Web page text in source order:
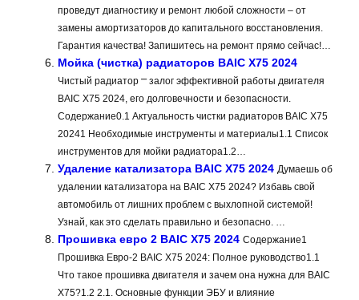
проведут диагностику и ремонт любой сложности – от
замены амортизаторов до капитального восстановления.
Гарантия качества! Запишитесь на ремонт прямо сейчас!…
Мойка (чистка) радиаторов BAIC X75 2024
Чистый радиатор ⎻ залог эффективной работы двигателя
BAIC X75 2024, его долговечности и безопасности.
Содержание0.1 Актуальность чистки радиаторов BAIC X75
20241 Необходимые инструменты и материалы1.1 Список
инструментов для мойки радиатора1.2…
Удаление катализатора BAIC X75 2024 Думаешь об
удалении катализатора на BAIC X75 2024? Избавь свой
автомобиль от лишних проблем с выхлопной системой!
Узнай, как это сделать правильно и безопасно. …
Прошивка евро 2 BAIC X75 2024 Содержание1
Прошивка Евро-2 BAIC X75 2024: Полное руководство1.1
Что такое прошивка двигателя и зачем она нужна для BAIC
X75?1.2 2.1. Основные функции ЭБУ и влияние